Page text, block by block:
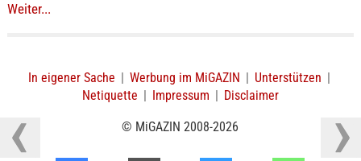
Weiter...
In eigener Sache | Werbung im MiGAZIN | Unterstützen |
Netiquette | Impressum | Disclaimer
© MiGAZIN 2008-2026